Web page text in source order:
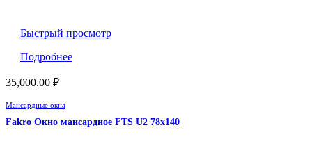
Быстрый просмотр
Подробнее
35,000.00 ₽
Мансардные окна
Fakro Окно мансардное FTS U2 78х140